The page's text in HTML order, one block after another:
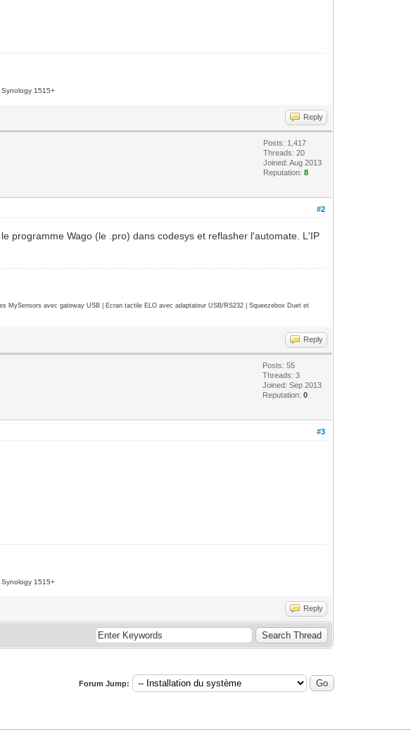
1515+
Reply
Posts: 1,417
Threads: 20
Joined: Aug 2013
Reputation:8
#2
programme Wago (le .pro) dans codesys et reflasher l'automate. L'IP
MySensors avec gateway USB | Ecran tactile ELO avec adaptateur USB/RS232 | Squeezebox Duet et
Reply
Posts: 55
Threads: 3
Joined: Sep 2013
Reputation:0
#3
1515+
Reply
Forum Jump: